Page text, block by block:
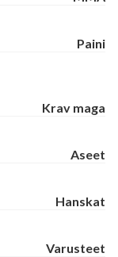
Paini
Krav maga
Aseet
Hanskat
Varusteet